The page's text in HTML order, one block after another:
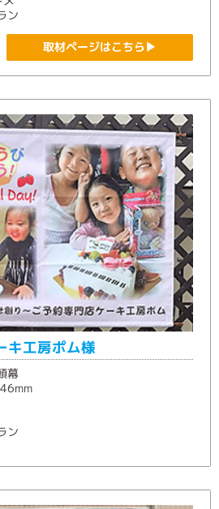
ン
取材ページはこちら▶
キ工房ポム様
幕
ン